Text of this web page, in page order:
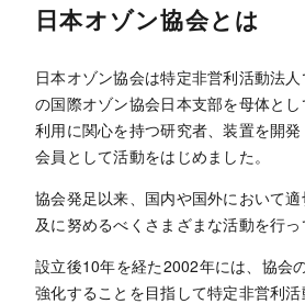
日本オゾン協会とは
日本オゾン協会は特定非営利活動法
の国際オゾン協会日本支部を母体と
利用に関心を持つ研究者、装置を開
会員として活動をはじめました。
協会発足以来、国内や国外において
及に努めるべくさまざまな活動を行っ
設立後10年を経た2002年には、協会
強化することを目指して特定非営利